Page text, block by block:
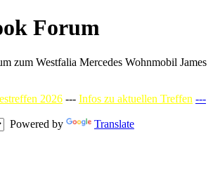
Forum
zum Westfalia Mercedes Wohnmobil James
2026 --- Infos zu aktuellen Treffen ---
Powered by
Translate